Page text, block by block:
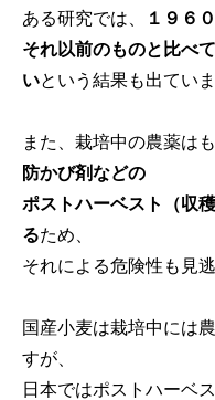
ある研究では、
１９６
それ以前のものと比べ
いという結果も出ていま
また、栽培中の農薬はも
防かび剤などの
ポストハーベスト（収
るため、
それによる危険性も見逃
国産小麦は栽培中には
すが、
日本ではポストハーベ